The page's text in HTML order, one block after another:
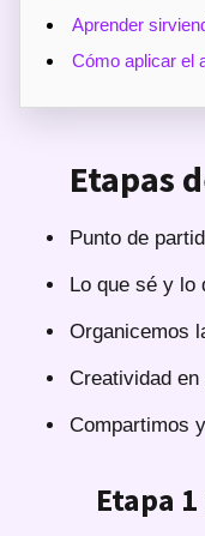
Aprender
Cómo aplicar el
Etapas
Punto de
Lo que sé y lo
Organicemos
Creatividad en
Compartimos
Etapa